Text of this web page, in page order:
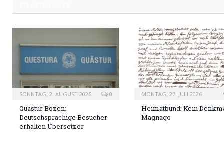
SONNTAG, 2. AUGUST 2026 0
Quästur Bozen:
Deutschsprachige Besucher
erhalten Übersetzer
MONTAG, 27. JULI 2026
Heimatbund: Kein
Magnago